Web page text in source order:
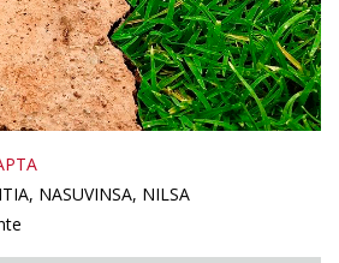
NASUVINSA, NILSA